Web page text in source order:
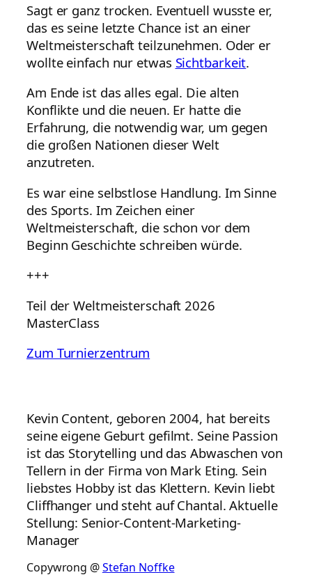
Sagt er ganz trocken. Eventuell wusste er,
das es seine letzte Chance ist an einer
Weltmeisterschaft teilzunehmen. Oder er
wollte einfach nur etwas Sichtbarkeit.
Am Ende ist das alles egal. Die alten
Konflikte und die neuen. Er hatte die
Erfahrung, die notwendig war, um gegen
die großen Nationen dieser Welt
anzutreten.
Es war eine selbstlose Handlung. Im Sinne
des Sports. Im Zeichen einer
Weltmeisterschaft, die schon vor dem
Beginn Geschichte schreiben würde.
+++
Teil der Weltmeisterschaft 2026
MasterClass
Zum Turnierzentrum
Kevin Content, geboren 2004, hat bereits
seine eigene Geburt gefilmt. Seine Passion
ist das Storytelling und das Abwaschen von
Tellern in der Firma von Mark Eting. Sein
liebstes Hobby ist das Klettern. Kevin liebt
Cliffhanger und steht auf Chantal. Aktuelle
Stellung: Senior-Content-Marketing-
Manager
Copywrong @Stefan Noffke